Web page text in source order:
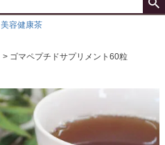
美容健康茶
ゴマペプチドサプリメント60粒